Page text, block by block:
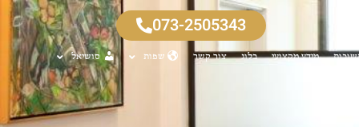
073-2505343
מידע מקצועי בלוג צור קשר שפות סושיאל